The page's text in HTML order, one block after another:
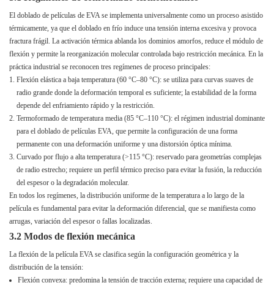
El doblado de películas de EVA se implementa universalmente como un proceso asistido
térmicamente, ya que el doblado en frío induce una tensión interna excesiva y provoca
fractura frágil. La activación térmica ablanda los dominios amorfos, reduce el módulo de
flexión y permite la reorganización molecular controlada bajo restricción mecánica. En la
práctica industrial se reconocen tres regímenes de proceso principales:
Flexión elástica a baja temperatura (60 °C–80 °C): se utiliza para curvas suaves de
radio grande donde la deformación temporal es suficiente; la estabilidad de la forma
depende del enfriamiento rápido y la restricción.
Termoformado de temperatura media (85 °C–110 °C): el régimen industrial dominante
para el doblado de películas EVA, que permite la configuración de una forma
permanente con una deformación uniforme y una distorsión óptica mínima.
Curvado por flujo a alta temperatura (>115 °C): reservado para geometrías complejas
de radio estrecho; requiere un perfil térmico preciso para evitar la fusión, la reducción
del espesor o la degradación molecular.
En todos los regímenes, la distribución uniforme de la temperatura a lo largo de la
película es fundamental para evitar la deformación diferencial, que se manifiesta como
arrugas, variación del espesor o fallas localizadas.
3.2 Modos de flexión mecánica
La flexión de la película EVA se clasifica según la configuración geométrica y la
distribución de la tensión:
Flexión convexa: predomina la tensión de tracción externa; requiere una capacidad de